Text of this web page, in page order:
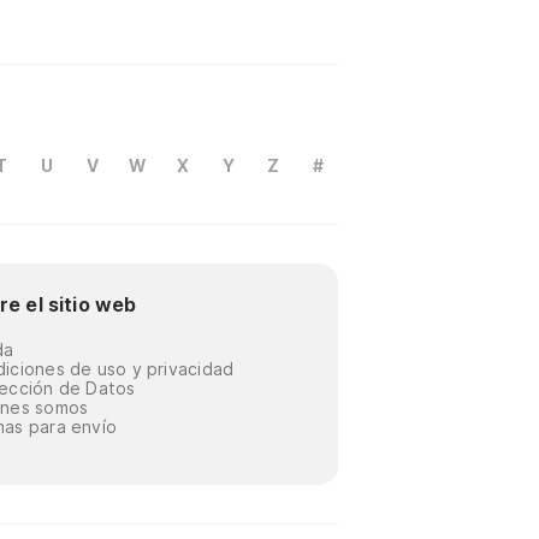
U V W X Y Z #
el sitio web
de uso y privacidad
de Datos
somos
para envío